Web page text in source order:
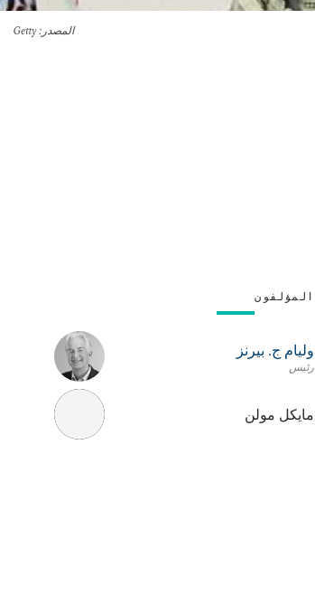
المصدر : Getty
المؤلفون
وليام ج. بيرنز
رئيس
مايكل مولن